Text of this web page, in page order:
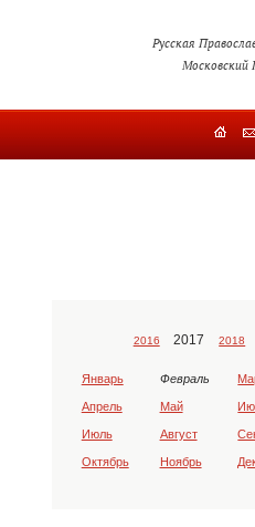
Русская
2016 2017 2018
Январь Февраль
Апрель Май
Июль Август
Октябрь Ноябрь